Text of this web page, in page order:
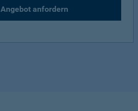
Angebot anfordern